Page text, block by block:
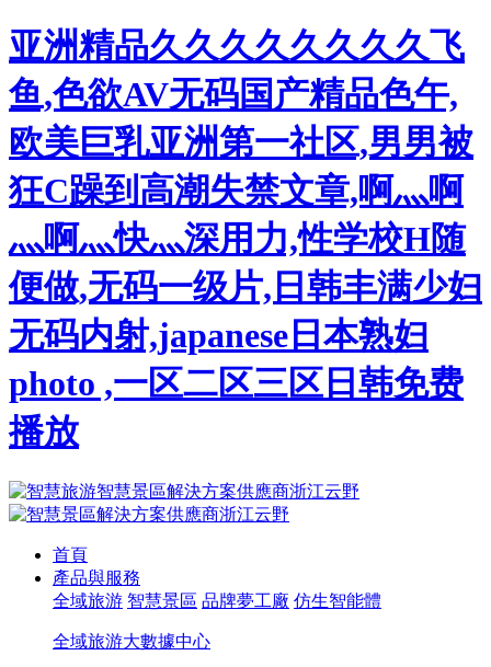
亚洲精品久久久久久久久久飞
鱼,色欲AV无码国产精品色午,
欧美巨乳亚洲第一社区,男男被
狂C躁到高潮失禁文章,啊灬啊
灬啊灬快灬深用力,性学校H随
便做,无码一级片,日韩丰满少妇
无码内射,japanese日本熟妇
photo ,一区二区三区日韩免费
播放
首頁
產品與服務
全域旅游 智慧景區 品牌夢工廠 仿生智能體
全域旅游大數據中心